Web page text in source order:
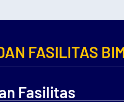
FASILITAS
Fasilitas